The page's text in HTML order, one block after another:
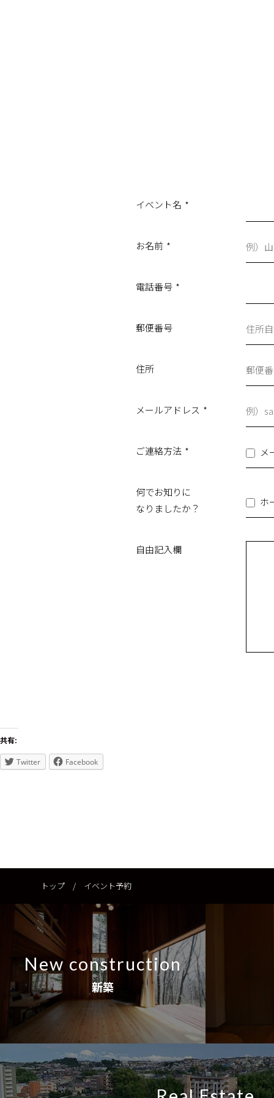
イベント名 *
お名前 *
電話番号 *
郵便番号
住所
メールアドレス *
ご連絡方法 * メ
何でお知りに
なりましたか？
ホ
自由記入欄
共有:
Twitter Facebook
トップ / イベント予約
New construction
新築